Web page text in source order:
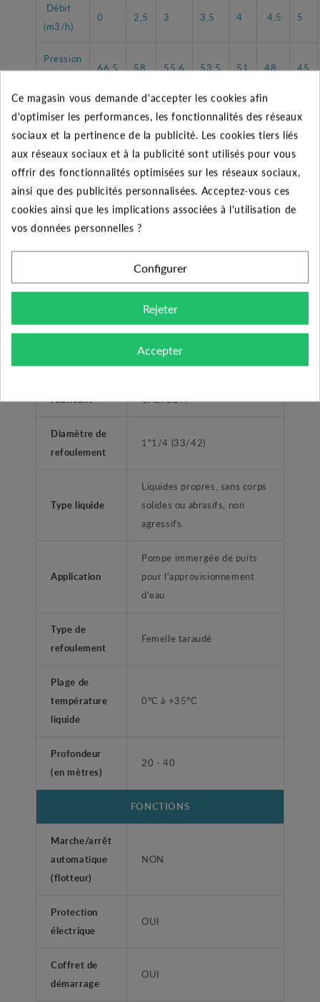
Débit
(m3/h)
0 2,5 3 3,5 4 4,5 5
Pression
66,5 58 55,6 53,5 51 48 45
CARACTÉRISTIQUES GÉNÉRALES
Accessoires
20 mètres de câble +
coffret de démarrage
Calpeda
Utilisateurs
Domestique et
Professionnel
Garantie 2 ans
Fabricant CALPEDA
Diamètre de
refoulement
1"1/4 (33/42)
Type liquide
Liquides propres, sans corps
solides ou abrasifs, non
agressifs.
Application
Pompe immergée de puits
pour l’approvisionnement
d'eau
Type de
refoulement
Femelle taraudé
Plage de
température
liquide
0°C à +35°C
Profondeur
(en mètres)
20 - 40
FONCTIONS
Marche/arrêt
automatique
(flotteur)
NON
Protection
électrique
OUI
Coffret de
démarrage
OUI
Ce magasin vous demande d'accepter les cookies afin
d'optimiser les performances, les fonctionnalités des réseaux
sociaux et la pertinence de la publicité. Les cookies tiers liés
aux réseaux sociaux et à la publicité sont utilisés pour vous
offrir des fonctionnalités optimisées sur les réseaux sociaux,
ainsi que des publicités personnalisées. Acceptez-vous ces
cookies ainsi que les implications associées à l'utilisation de
vos données personnelles ?
Configurer
Rejeter
Accepter